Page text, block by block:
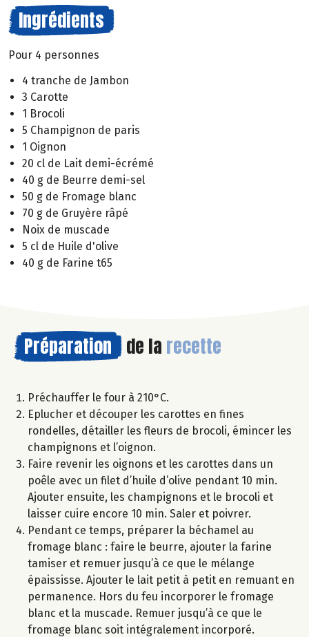
Ingrédients
Pour 4 personnes
4 tranche de Jambon
3 Carotte
1 Brocoli
5 Champignon de paris
1 Oignon
20 cl de Lait demi-écrémé
40 g de Beurre demi-sel
50 g de Fromage blanc
70 g de Gruyère râpé
Noix de muscade
5 cl de Huile d'olive
40 g de Farine t65
Préparation de la recette
Préchauffer le four à 210°C.
Eplucher et découper les carottes en fines
rondelles, détailler les fleurs de brocoli, émincer les
champignons et l’oignon.
Faire revenir les oignons et les carottes dans un
poêle avec un filet d’huile d’olive pendant 10 min.
Ajouter ensuite, les champignons et le brocoli et
laisser cuire encore 10 min. Saler et poivrer.
Pendant ce temps, préparer la béchamel au
fromage blanc : faire le beurre, ajouter la farine
tamiser et remuer jusqu’à ce que le mélange
épaississe. Ajouter le lait petit à petit en remuant en
permanence. Hors du feu incorporer le fromage
blanc et la muscade. Remuer jusqu’à ce que le
fromage blanc soit intégralement incorporé.